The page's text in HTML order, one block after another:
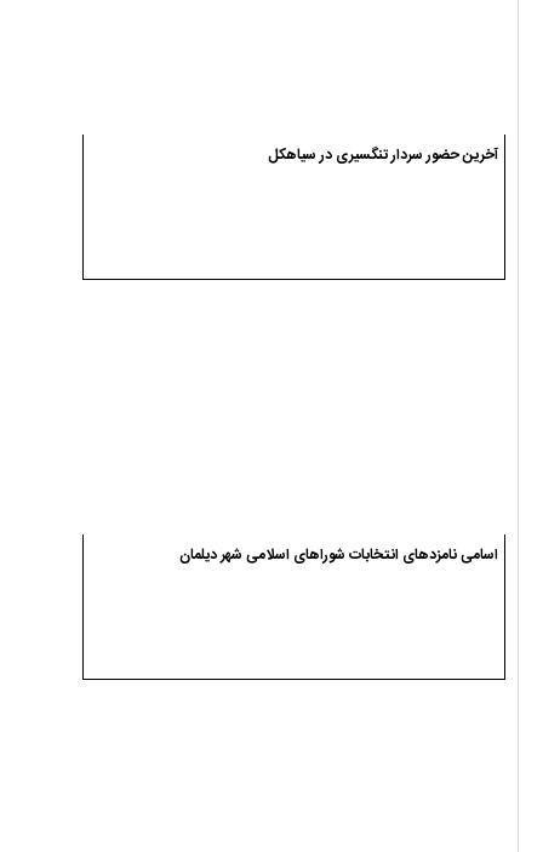
آخرین حضور سردار تنگسیری در سیاهکل
اسامی نامزدهای انتخابات شوراهای اسلامی شهر دیلمان